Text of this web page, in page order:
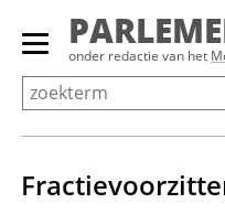
Overslaan
Primair
menu
tonen/verbergen
onder redactie van het